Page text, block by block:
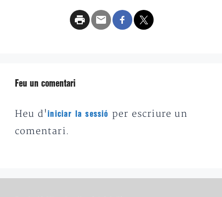
Feu un comentari
Heu d'iniciar la sessió
per escriure un
comentari.